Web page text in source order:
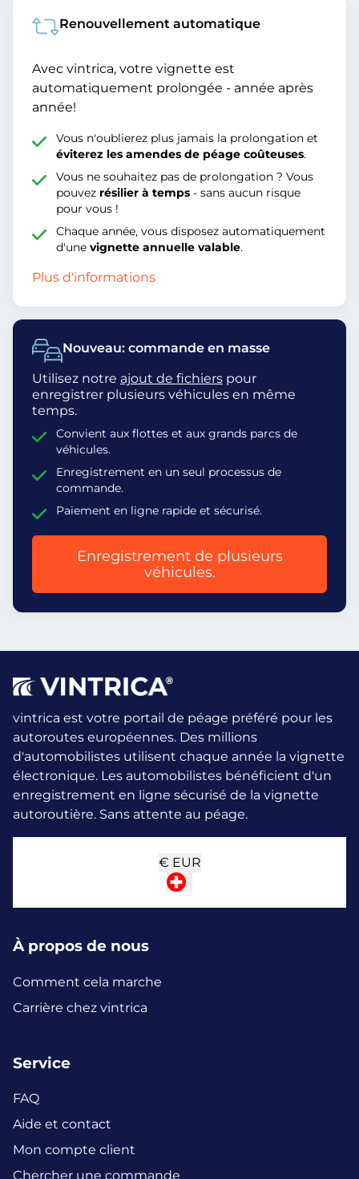
Nouveau: commande en masse
Utilisez notre ajout de fichiers pour
enregistrer plusieurs véhicules en même
temps.
Convient aux flottes et aux grands parcs de
véhicules.
Enregistrement en un seul processus de
commande.
Paiement en ligne rapide et sécurisé.
Enregistrement de plusieurs
véhicules.
Renouvellement automatique
Avec vintrica, votre vignette est
automatiquement prolongée - année après
année!
Vous n'oublierez plus jamais la prolongation et
éviterez les amendes de péage coûteuses.
Vous ne souhaitez pas de prolongation ? Vous
pouvez résilier à temps - sans aucun risque
pour vous !
Chaque année, vous disposez automatiquement
d'unevignette annuelle valable.
Plus d'informations
vintrica est votre portail de péage préféré pour les
autoroutes européennes. Des millions
d'automobilistes utilisent chaque année la vignette
électronique. Les automobilistes bénéficient d'un
enregistrement en ligne sécurisé de la vignette
autoroutière. Sans attente au péage.
€ EUR
À propos de nous
Comment cela marche
Carrière chez vintrica
Service
FAQ
Aide et contact
Mon compte client
Chercher une commande